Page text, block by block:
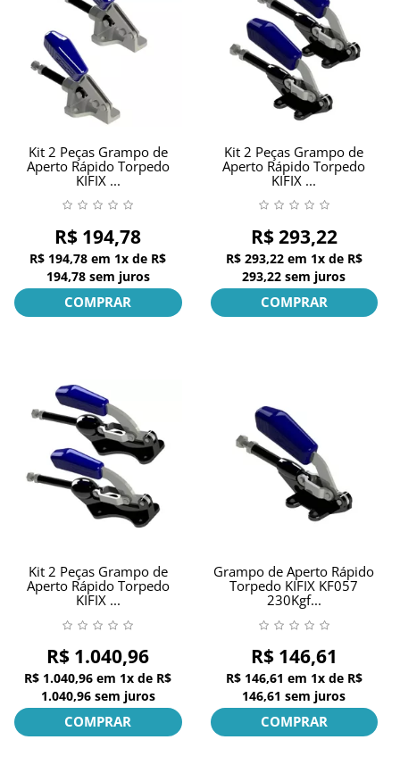
Kit 2 Peças Grampo de
Aperto Rápido Torpedo
KIFIX ...
R$ 194,78
R$ 194,78 em 1x de R$
194,78 sem juros
COMPRAR
Kit 2 Peças Grampo de
Aperto Rápido Torpedo
KIFIX ...
R$ 293,22
R$ 293,22 em 1x de R$
293,22 sem juros
COMPRAR
Kit 2 Peças Grampo de
Aperto Rápido Torpedo
KIFIX ...
R$ 1.040,96
R$ 1.040,96 em 1x de R$
1.040,96 sem juros
COMPRAR
Grampo de Aperto Rápido
Torpedo KIFIX KF057
230Kgf...
R$ 146,61
R$ 146,61 em 1x de R$
146,61 sem juros
COMPRAR